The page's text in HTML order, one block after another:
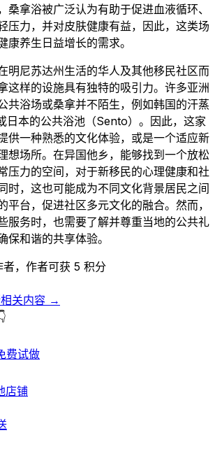
桑拿浴被广泛认为有助于促进血液循环、
压力，并对皮肤健康有益，因此，这类场
康养生日益增长的需求。
明尼苏达州生活的华人及其他移民社区而
这样的设施具有独特的吸引力。许多亚洲
共浴场或桑拿并不陌生，例如韩国的汗蒸
日本的公共浴池（Sento）。因此，这家
供一种熟悉的文化体验，或是一个适应新
想场所。在异国他乡，能够找到一个放松
压力的空间，对于新移民的心理健康和社
时，这也可能成为不同文化背景居民之间
平台，促进社区多元文化的融合。然而，
服务时，也需要了解并尊重当地的公共礼
保和谐的共享体验。
者，作者可获 5 积分
相关内容 →
费试做
店铺